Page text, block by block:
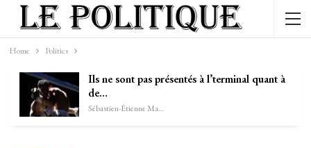
Home Politics
Ils ne sont pas présentés à l’terminal quant à
de…
Sébastien-Étienne Marechal